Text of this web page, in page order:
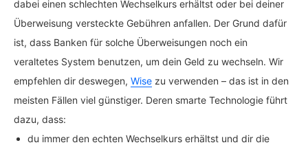
dabei einen schlechten Wechselkurs erhältst oder bei deiner
Überweisung versteckte Gebühren anfallen. Der Grund dafür
ist, dass Banken für solche Überweisungen noch ein
veraltetes System benutzen, um dein Geld zu wechseln. Wir
empfehlen dir deswegen, Wise zu verwenden – das ist in den
meisten Fällen viel günstiger. Deren smarte Technologie führt
dazu, dass:
du immer den echten Wechselkurs erhältst und dir die